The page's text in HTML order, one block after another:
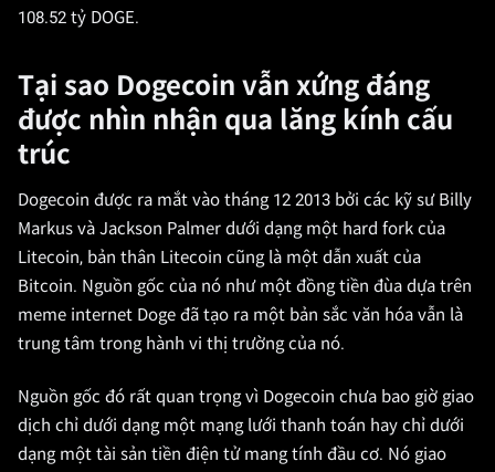
108.52 tỷ DOGE.
Tại sao Dogecoin vẫn xứng đáng
được nhìn nhận qua lăng kính cấu
trúc
Dogecoin được ra mắt vào tháng 12 2013 bởi các kỹ sư Billy
Markus và Jackson Palmer dưới dạng một hard fork của
Litecoin, bản thân Litecoin cũng là một dẫn xuất của
Bitcoin. Nguồn gốc của nó như một đồng tiền đùa dựa trên
meme internet Doge đã tạo ra một bản sắc văn hóa vẫn là
trung tâm trong hành vi thị trường của nó.
Nguồn gốc đó rất quan trọng vì Dogecoin chưa bao giờ giao
dịch chỉ dưới dạng một mạng lưới thanh toán hay chỉ dưới
dạng một tài sản tiền điện tử mang tính đầu cơ. Nó giao